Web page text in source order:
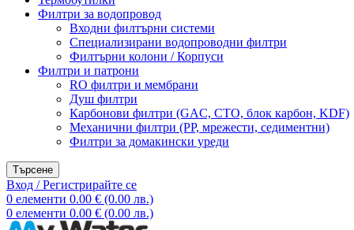
Филтри за водопровод
Входни филтърни системи
Специализирани водопроводни филтри
Филтърни колони / Корпуси
Филтри и патрони
RO филтри и мембрани
Душ филтри
Карбонови филтри (GAC, CTO, блок карбон, KDF)
Механични филтри (PP, мрежести, седиментни)
Филтри за домакински уреди
Търсене
Вход / Регистрирайте се
0 елементи 0.00 € (0.00 лв.)
0 елементи 0.00 € (0.00 лв.)